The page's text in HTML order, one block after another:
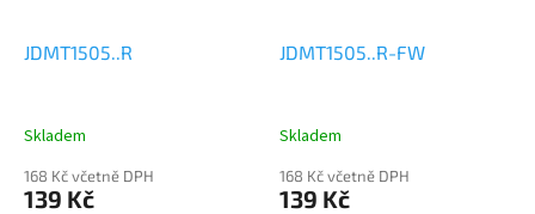
JDMT1505..R
Skladem
168 Kč včetně DPH
139 Kč
JDMT1505..R-FW
Skladem
168 Kč včetně DPH
139 Kč